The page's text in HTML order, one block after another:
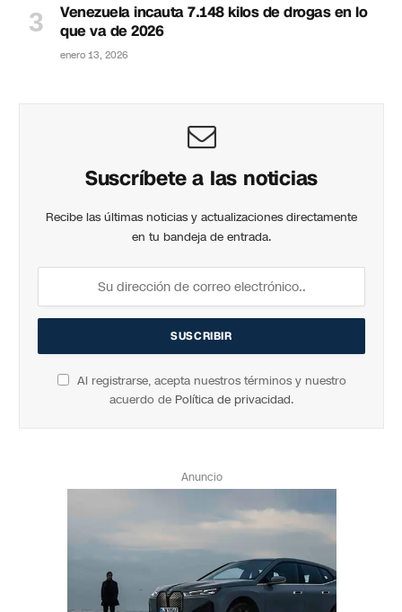
Venezuela incauta 7.148 kilos de drogas en lo
que va de 2026
enero 13, 2026
Suscríbete a las noticias
Recibe las últimas noticias y actualizaciones directamente
en tu bandeja de entrada.
Al registrarse, acepta nuestros términos y nuestro
acuerdo de Política de privacidad.
Anuncio